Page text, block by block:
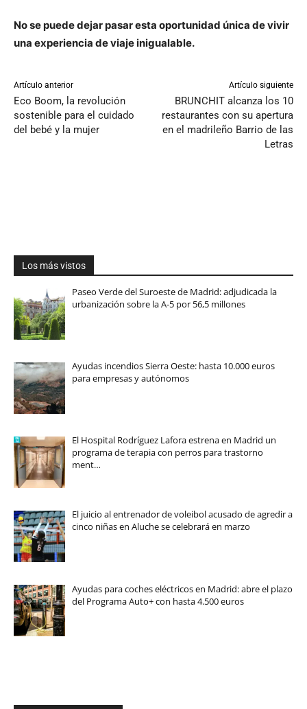
No se puede dejar pasar esta oportunidad única de vivir
una experiencia de viaje inigualable.
Artículo anterior
Eco Boom, la revolución
sostenible para el cuidado
del bebé y la mujer
Artículo siguiente
BRUNCHIT alcanza los 10
restaurantes con su apertura
en el madrileño Barrio de las
Letras
Los más vistos
Paseo Verde del Suroeste de Madrid: adjudicada la
urbanización sobre la A-5 por 56,5 millones
Ayudas incendios Sierra Oeste: hasta 10.000 euros
para empresas y autónomos
El Hospital Rodríguez Lafora estrena en Madrid un
programa de terapia con perros para trastorno
ment…
El juicio al entrenador de voleibol acusado de agredir a
cinco niñas en Aluche se celebrará en marzo
Ayudas para coches eléctricos en Madrid: abre el plazo
del Programa Auto+ con hasta 4.500 euros